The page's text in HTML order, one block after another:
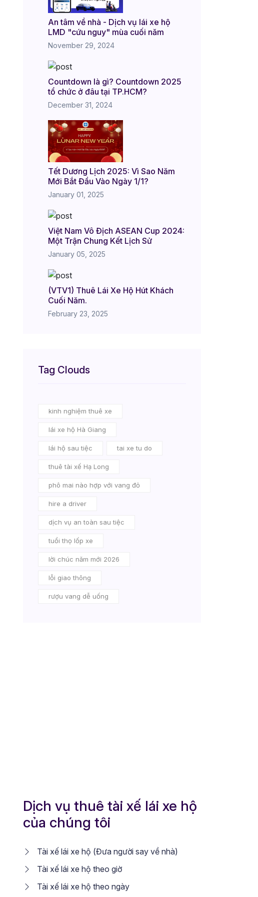
An tâm về nhà - Dịch vụ lái xe hộ
LMD "cứu nguy" mùa cuối năm
November 29, 2024
Countdown là gì? Countdown 2025
tổ chức ở đâu tại TP.HCM?
December 31, 2024
Tết Dương Lịch 2025: Vì Sao Năm
Mới Bắt Đầu Vào Ngày 1/1?
January 01, 2025
Việt Nam Vô Địch ASEAN Cup 2024:
Một Trận Chung Kết Lịch Sử
January 05, 2025
(VTV1) Thuê Lái Xe Hộ Hút Khách
Cuối Năm.
February 23, 2025
Tag Clouds
kinh nghiệm thuê xe
lái xe hộ Hà Giang
lái hộ sau tiệc tai xe tu do
thuê tài xế Hạ Long
phô mai nào hợp với vang đỏ
hire a driver
dịch vụ an toàn sau tiệc
tuổi thọ lốp xe
lời chúc năm mới 2026
lỗi giao thông
rượu vang dễ uống
Dịch vụ thuê tài xế lái xe hộ
của chúng tôi
Tài xế lái xe hộ (Đưa người say về nhà)
Tài xế lái xe hộ theo giờ
Tài xế lái xe hộ theo ngày